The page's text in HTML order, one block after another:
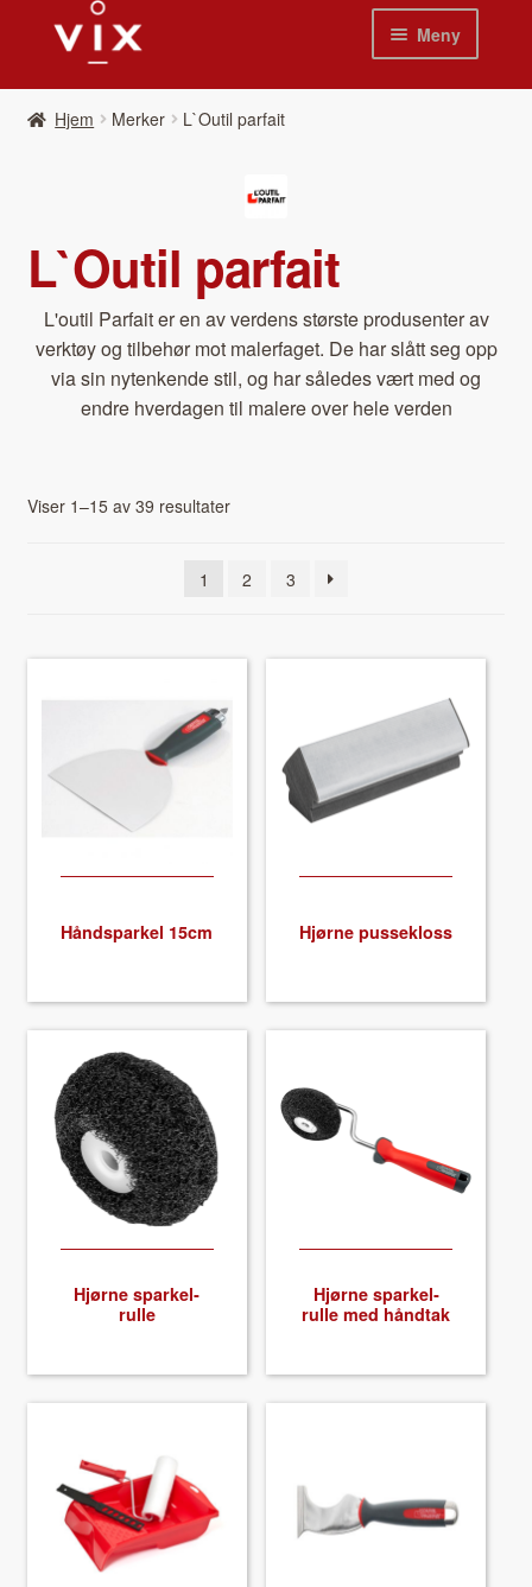
Hopp
til
navigasjon
Hopp
til
innhold
Meny
Hjem
Se kat­a­loger
Video
Om oss
Våre leverandør­er
Hjem Merker L`Outil parfait
L`Outil parfait
L'outil Par­fait er en av ver­dens største pro­dusen­ter av
verk­tøy og tilbe­hør mot malerfaget. De har slått seg opp
via sin nytenk­ende stil, og har således vært med og
endre hverda­gen til malere over hele ver­den
Viser 1–15 av 39 resultater
1 2 3
Håndsparkel 15cm Hjørne pussek­loss
Hjørne sparkel­
rulle
Hjørne sparkel­
rulle med hånd­tak